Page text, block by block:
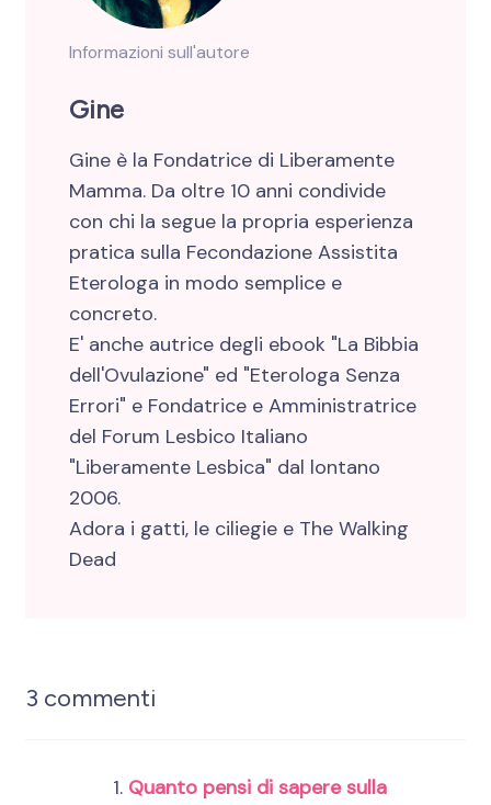
Informazioni sull'autore
Gine
Gine è la Fondatrice di Liberamente
Mamma. Da oltre 10 anni condivide
con chi la segue la propria esperienza
pratica sulla Fecondazione Assistita
Eterologa in modo semplice e
concreto.
E' anche autrice degli ebook "La Bibbia
dell'Ovulazione" ed "Eterologa Senza
Errori" e Fondatrice e Amministratrice
del Forum Lesbico Italiano
"Liberamente Lesbica" dal lontano
2006.
Adora i gatti, le ciliegie e The Walking
Dead
3 commenti
Quanto pensi di sapere sulla